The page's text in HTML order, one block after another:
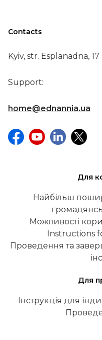
Contacts
Kyiv, str. Esplanadna,
Support:
home@ednannia.ua
Для
Найбільш
Можливості
Instructions
Проведення та
Для
Інструкція для